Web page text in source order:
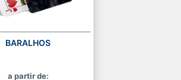
BARALHOS
a partir de: